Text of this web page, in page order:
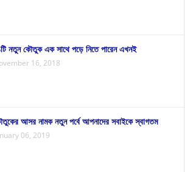
নতুন কৌতুক এক সাথে পড়ে নিতে পারেন এখনই
16, 2018
আসর নামক নতুন পর্বে আপনাদের সবাইকে স্বাগতম
06, 2019